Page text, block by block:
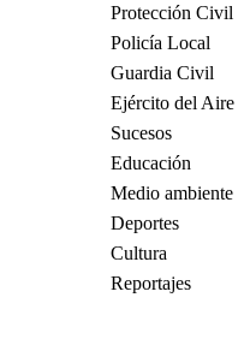
Protección Civil
Policía Local
Guardia Civil
Ejército del Aire
Sucesos
Educación
Medio ambiente
Deportes
Cultura
Reportajes